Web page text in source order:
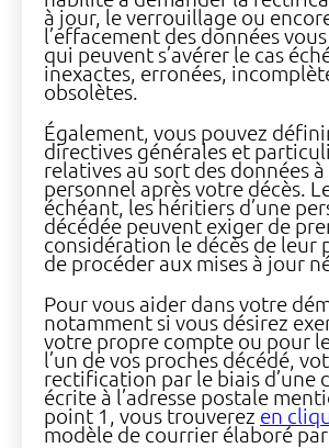
à jour, le verrouillage ou
l’effacement des données
qui peuvent s’avérer le cas
inexactes, erronées,
obsolètes.
Également, vous pouvez
directives générales et
relatives au sort des données
personnel après votre décès.
échéant, les héritiers d’une
décédée peuvent exiger de
considération le décès de leur
de procéder aux mises à jour
Pour vous aider dans votre
notamment si vous désirez
votre propre compte ou pour
l’un de vos proches décédé,
rectification par le biais d’une
écrite à l’adresse postale
point 1, vous trouverez en
modèle de courrier élaboré par